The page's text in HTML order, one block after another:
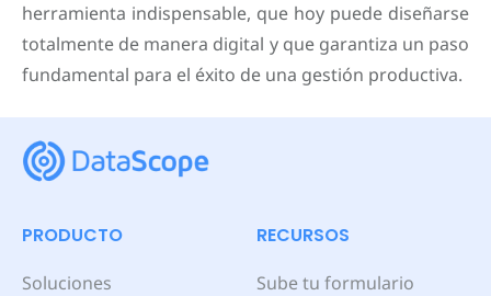
herramienta indispensable, que hoy puede diseñarse
totalmente de manera digital y que garantiza un paso
fundamental para el éxito de una gestión productiva.
PRODUCTO
Soluciones
RECURSOS
Sube tu formulario